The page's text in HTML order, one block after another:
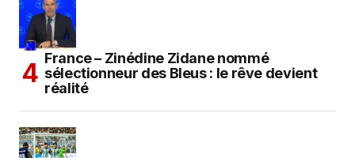
France – Zinédine Zidane nommé
sélectionneur des Bleus : le rêve devient
réalité